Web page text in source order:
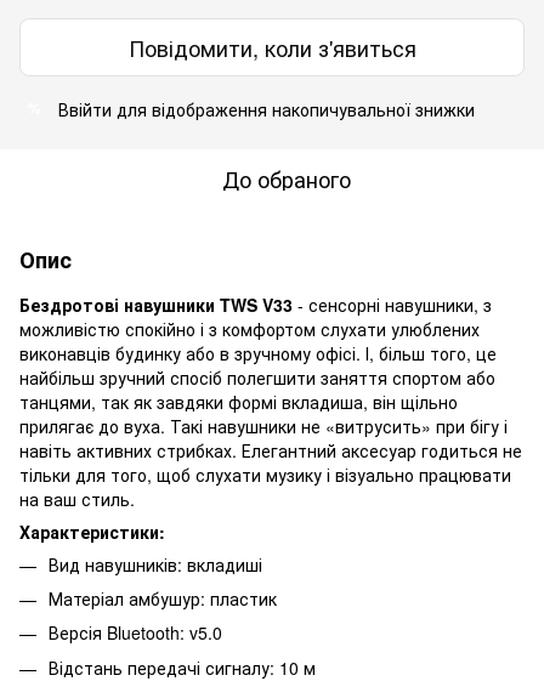
Повідомити, коли з'явиться
Ввійти для відображення накопичувальної знижки
До обраного
Опис
Бездротові навушники TWS V33 - сенсорні навушники, з
можливістю спокійно і з комфортом слухати улюблених
виконавців будинку або в зручному офісі. І, більш того, це
найбільш зручний спосіб полегшити заняття спортом або
танцями, так як завдяки формі вкладиша, він щільно
прилягає до вуха. Такі навушники не «витрусить» при бігу і
навіть активних стрибках. Елегантний аксесуар годиться не
тільки для того, щоб слухати музику і візуально працювати
на ваш стиль.
Характеристики:
Вид навушників: вкладиші
Матеріал амбушур: пластик
Версія Bluetooth: v5.0
Відстань передачі сигналу: 10 м